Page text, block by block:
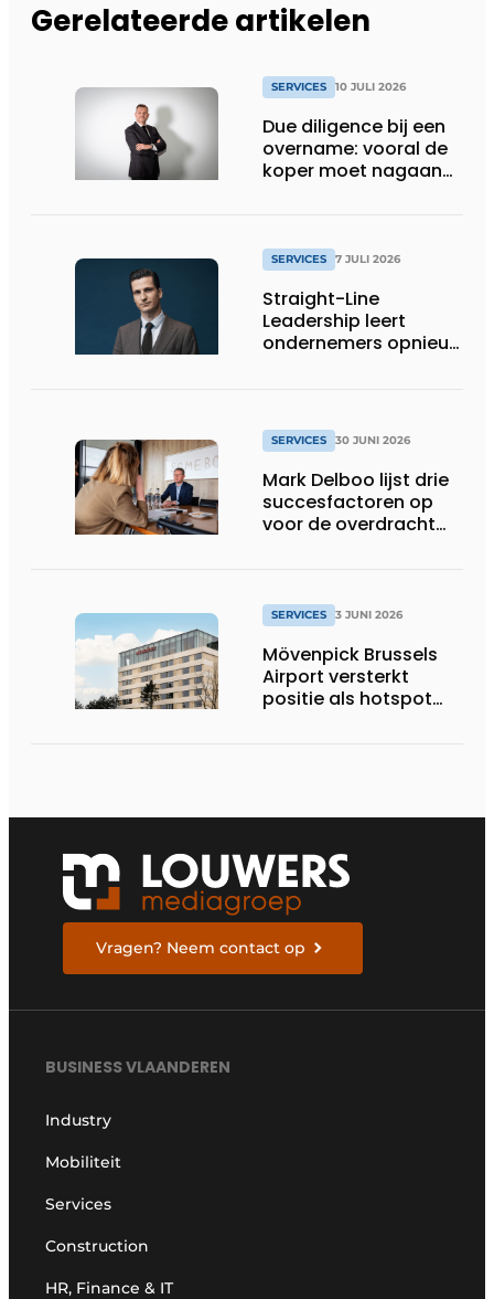
Gerelateerde artikelen
SERVICES 10 JULI 2026
Due diligence bij een
overname: vooral de
koper moet nagaan
SERVICES 7 JULI 2026
Straight-Line
Leadership leert
ondernemers opnieuw
SERVICES 30 JUNI 2026
Mark Delboo lijst drie
succesfactoren op
voor de overdracht
SERVICES 3 JUNI 2026
Mövenpick Brussels
Airport versterkt
positie als hotspot
Vragen? Neem contact op
BUSINESS VLAANDEREN
Industry
Mobiliteit
Services
Construction
HR, Finance & IT